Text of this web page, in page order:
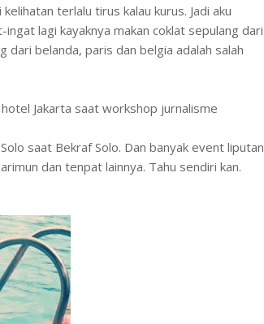
terlalu tirus kalau kurus. Jadi aku
lagi kayaknya makan coklat sepulang dari
dari belanda, paris dan belgia adalah salah
Jakarta saat workshop jurnalisme
saat Bekraf Solo. Dan banyak event liputan
dan tenpat lainnya. Tahu sendiri kan.